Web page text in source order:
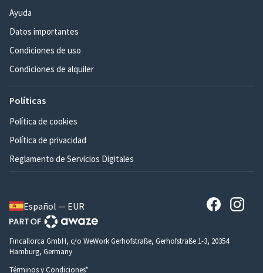
Ayuda
Datos importantes
Condiciones de uso
Condiciones de alquiler
Políticas
Política de cookies
Política de privacidad
Reglamento de Servicios Digitales
Español — EUR
Fincallorca GmbH, c/o WeWork Gerhofstraße, Gerhofstraße 1-3, 20354
Hamburg, Germany
Términos y Condiciones*